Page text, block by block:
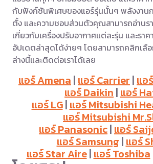
กับฟังก์ชันพิเศษของแอร์รุ่นนั้นๆ พลังงาน
ตั้ง และความชอบส่วนตัวคุณสามารถอ่านร
เกี่ยวกับเครื่องปรับอากาศแต่ละรุ่น และรา
อัปเดตล่าสุดได้ง่ายๆ โดยสามารถคลิกเลื
ล่างนี้และติดต่อเราได้เลย
แอร์ Amena|แอร์ Carrier|แอ
แอร์ Daikin|แอร์
แอร์ LG|แอร์ Mitsubishi
แอร์ Mitsubishi
แอร์ Panasonic|แอร์
แอร์ Samsung |แอร์
แอร์ Star Aire|แอร์ Toshiba